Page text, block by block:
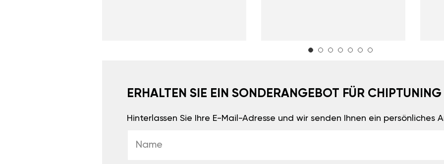
ERHALTEN SIE EIN SONDERANGEBOT FÜR CHIPTUNING
Hinterlassen Sie Ihre E-Mail-Adresse und wir senden Ihnen ein persönliches